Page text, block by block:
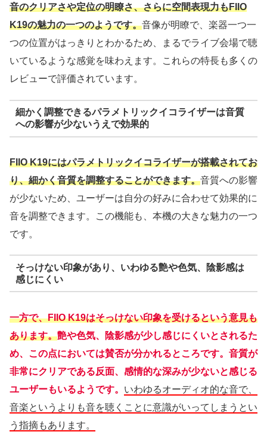
音のクリアさや定位の明瞭さ、さらに空間表現力もFIIO
K19の魅力の一つのようです。音像が明瞭で、楽器一つ一
つの位置がはっきりとわかるため、まるでライブ会場で聴
いているような感覚を味わえます。これらの特長も多くの
レビューで評価されています。
細かく調整できるパラメトリックイコライザーは音質
への影響が少ないうえで効果的
FIIO K19にはパラメトリックイコライザーが搭載されてお
り、細かく音質を調整することができます。音質への影響
が少ないため、ユーザーは自分の好みに合わせて効果的に
音を調整できます。この機能も、本機の大きな魅力の一つ
です。
そっけない印象があり、いわゆる艶や色気、陰影感は
感じにくい
一方で、FIIO K19はそっけない印象を受けるという意見も
あります。艶や色気、陰影感が少し感じにくいとされるた
め、この点においては賛否が分かれるところです。音質が
非常にクリアである反面、感情的な深みが少ないと感じる
ユーザーもいるようです。 いわゆるオーディオ的な音で、
音楽というよりも音を聴くことに意識がいってしまうとい
う指摘もあります。